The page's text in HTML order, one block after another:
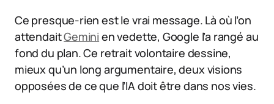
Ce presque-rien est le vrai message. Là où l’on
attendaitGemini en vedette, Google l’a rangé au
fond du plan. Ce retrait volontaire dessine,
mieux qu’un long argumentaire, deux visions
opposées de ce que l’IA doit être dans nos vies.